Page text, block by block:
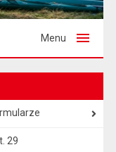
Menu
29